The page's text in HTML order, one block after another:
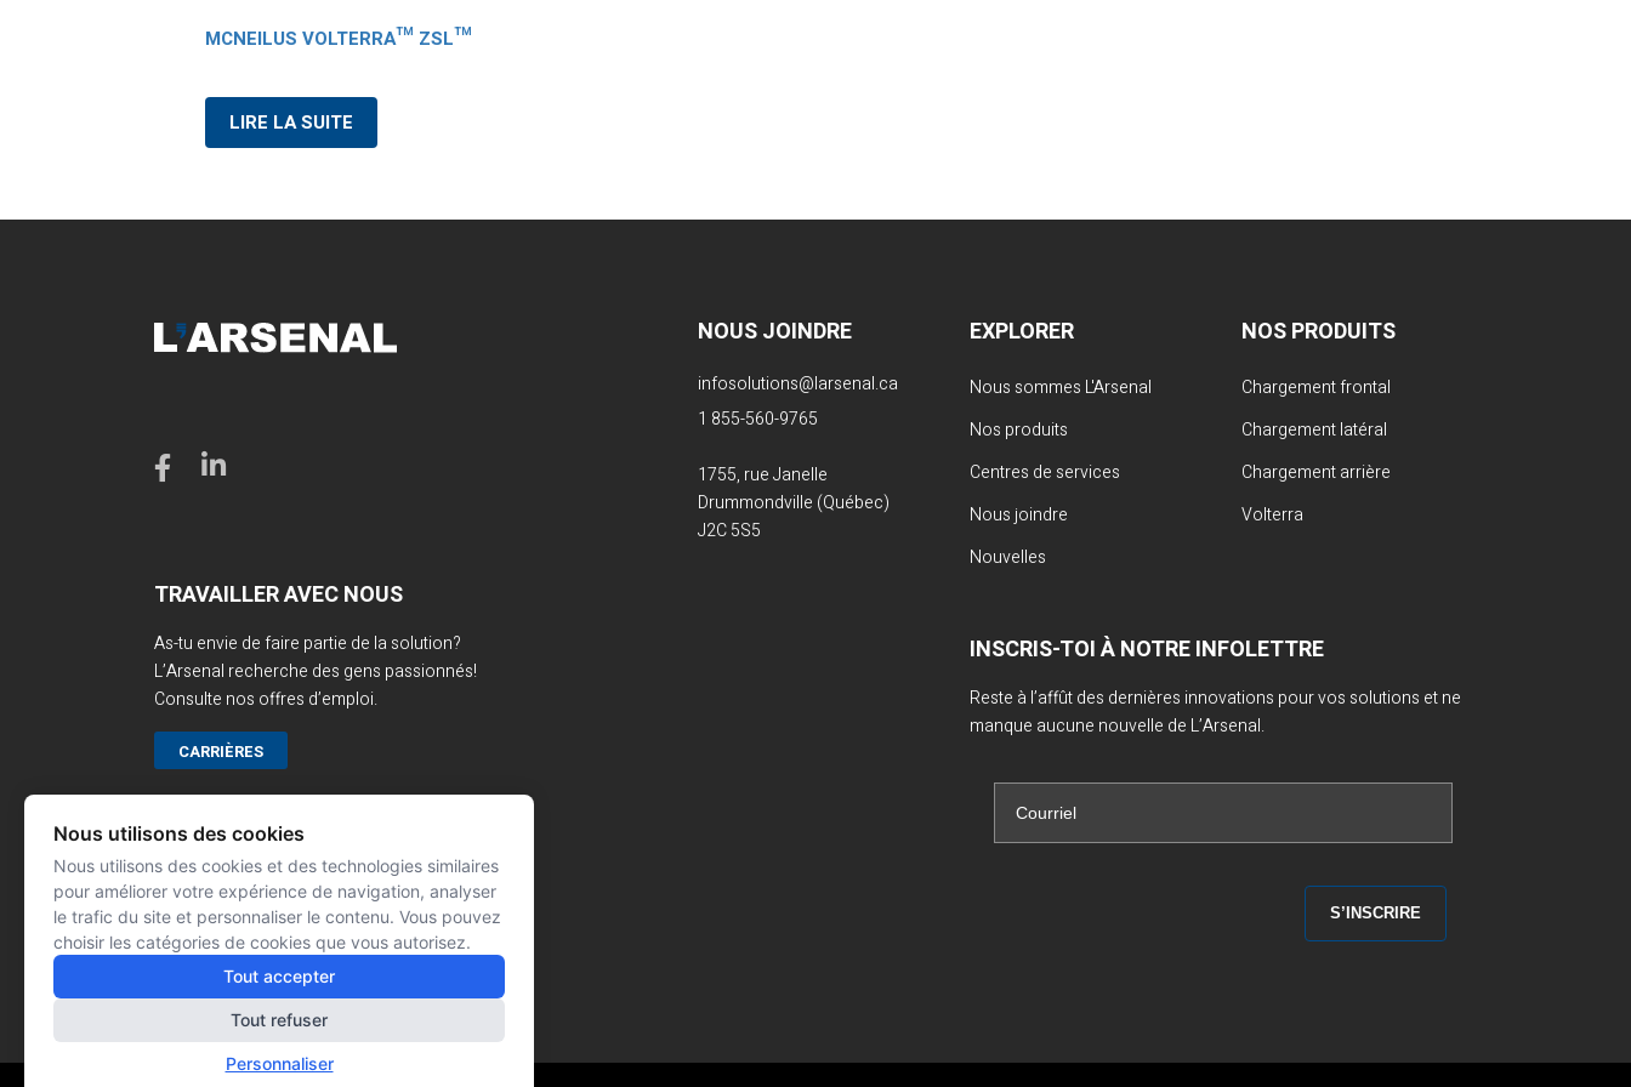
MCNEILUS VOLTERRA™ ZSL™
LIRE LA SUITE
TRAVAILLER AVEC NOUS
As-tu envie de faire partie de la solution?
L’Arsenal recherche des gens passionnés!
Consulte nos offres d’emploi.
CARRIÈRES
NOUS JOINDRE
infosolutions@larsenal.ca
1 855-560-9765
1755, rue Janelle
Drummondville (Québec)
J2C 5S5
EXPLORER
Nous sommes L'Arsenal
Nos produits
Centres de services
Nous joindre
Nouvelles
NOS PRODUITS
Chargement frontal
Chargement latéral
Chargement arrière
Volterra
INSCRIS-TOI À NOTRE INFOLETTRE
Reste à l’affût des dernières innovations pour vos solutions et ne
manque aucune nouvelle de L’Arsenal.
Nous utilisons des cookies
Nous utilisons des cookies et des technologies similaires
pour améliorer votre expérience de navigation, analyser
le trafic du site et personnaliser le contenu. Vous pouvez
choisir les catégories de cookies que vous autorisez.
Tout accepter
Tout refuser
Personnaliser